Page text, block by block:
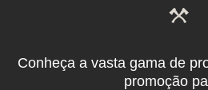
Conheça a vasta gama de
promoção